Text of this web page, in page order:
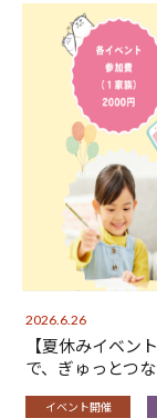
2026.6.26
【夏休みイベン
で、ぎゅっとつ
イベント開催